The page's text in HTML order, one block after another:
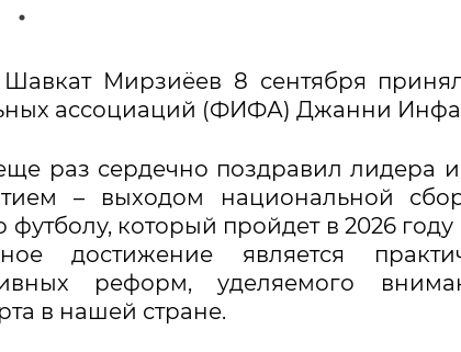
Мирзиёев 8 сентября
ассоциаций (ФИФА) Джанни
раз сердечно поздравил лидера
– выходом национальной
который пройдет в 2026
достижение является
реформ, уделяемого
в нашей стране.